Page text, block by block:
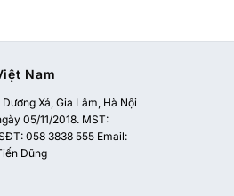
Nam
Xá, Gia Lâm, Hà Nội
05/11/2018. MST:
058 3838 555 Email:
Dũng